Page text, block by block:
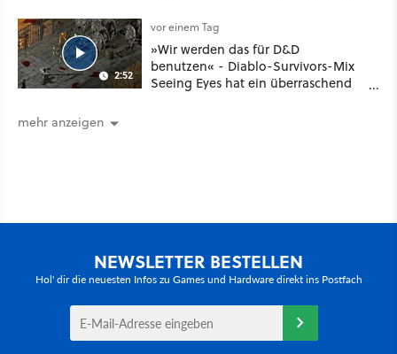
2:52
vor einem Tag
»Wir werden das für D&D
benutzen« - Diablo-Survivors-Mix
Seeing Eyes hat ein überraschend
mehr anzeigen
NEWSLETTER BESTELLEN
Hol' dir die neuesten Infos zu Games und Hardware direkt ins Postfach